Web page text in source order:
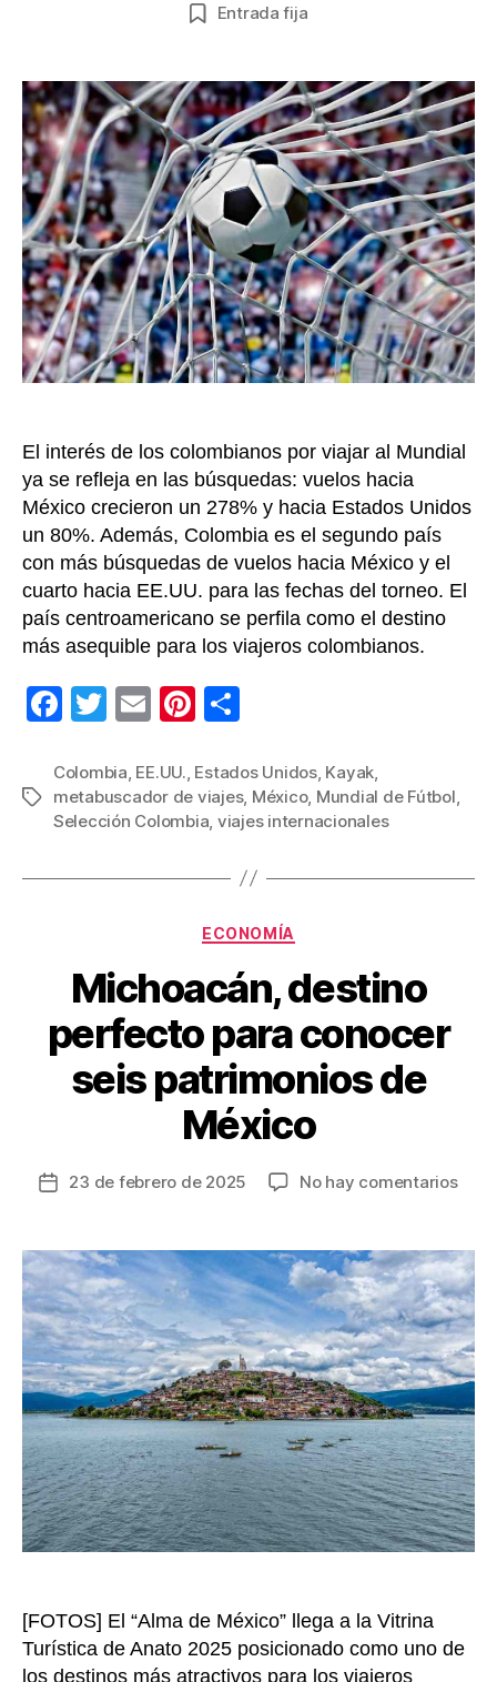
viaje
al
de
Fútbol
sin
a
la
Entrada fija
El interés de los colombianos por viajar al Mundial
ya se refleja en las búsquedas: vuelos hacia
México crecieron un 278% y hacia Estados Unidos
un 80%. Además, Colombia es el segundo país
con más búsquedas de vuelos hacia México y el
cuarto hacia EE.UU. para las fechas del torneo. El
país centroamericano se perfila como el destino
más asequible para los viajeros colombianos.
F
c
e
o
T
tt
er
E
ail
Pi
er
e
m
p
tir
Etiquetas
Colombia, EE.UU., Estados Unidos, Kayak,
metabuscador de viajes, México, Mundial de Fútbol,
Selección Colombia, viajes internacionales
Categorías
ECONOMÍA
Michoacán, destino
perfecto para conocer
seis patrimonios de
México
Fecha
entrada
23 de febrero de 2025 No hay comentariosen
para
seis
de
[FOTOS] El “Alma de México” llega a la Vitrina
Turística de Anato 2025 posicionado como uno de
los destinos más atractivos para los viajeros